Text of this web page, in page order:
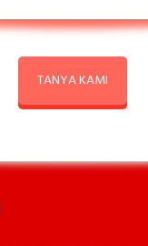
TANYA KAMI